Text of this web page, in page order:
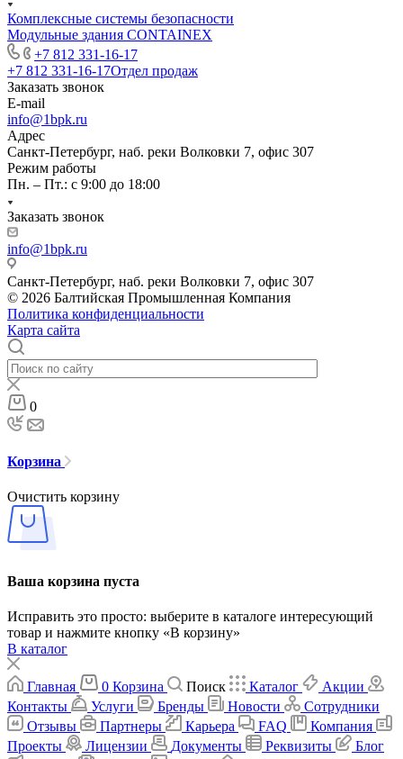
Комплексные системы безопасности
Модульные здания CONTAINEX
+7 812 331-16-17
+7 812 331-16-17Отдел продаж
Заказать звонок
E-mail
info@1bpk.ru
Адрес
Санкт-Петербург, наб. реки Волковки 7, офис 307
Режим работы
Пн. – Пт.: с 9:00 до 18:00
Заказать звонок
info@1bpk.ru
Санкт-Петербург, наб. реки Волковки 7, офис 307
© 2026 Балтийская Промышленная Компания
Политика конфиденциальности
Карта сайта
0
Корзина
Очистить корзину
Ваша корзина пуста
Исправить это просто: выберите в каталоге интересующий
товар и нажмите кнопку «В корзину»
В каталог
Главная 0 Корзина Поиск Каталог
Акции
Контакты
Услуги Бренды Новости
Сотрудники
Отзывы
Партнеры Карьера FAQ
Компания
Проекты
Лицензии Документы Реквизиты
Блог